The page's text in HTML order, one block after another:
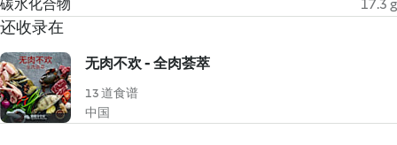
碳水化合物
17.3 g
还收录在
无肉不欢 - 全肉荟萃
13 道食谱
中国